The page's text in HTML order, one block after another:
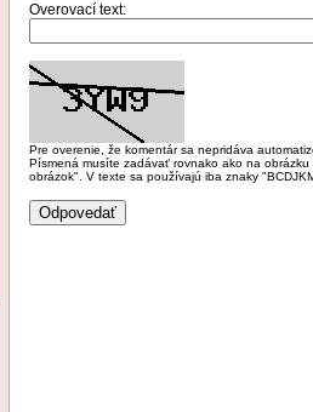
Overovací text:
Pre overenie, že komentár sa nepridáva
Písmená musíte zadávať rovnako ako na
obrázok". V texte sa používajú iba znaky